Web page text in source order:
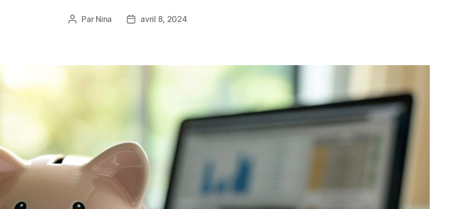
Auteur
Par Nina
Dateavril 8, 2024